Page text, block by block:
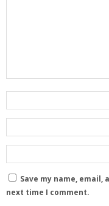
Save my name,
next time I comment.